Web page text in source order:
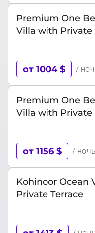
Premium One
Villa with Private
от 1004 $ /
Premium One
Villa with Private
от 1156 $ / ночь
Kohinoor Ocean
Private Terrace